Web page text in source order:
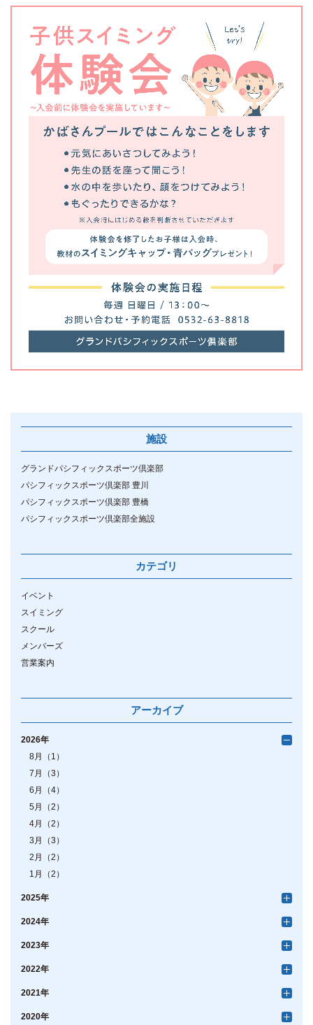
施設
グランドパシフィックスポーツ倶楽部
パシフィックスポーツ倶楽部 豊川
パシフィックスポーツ倶楽部 豊橋
パシフィックスポーツ倶楽部全施設
カテゴリ
イベント
スイミング
スクール
メンバーズ
営業案内
アーカイブ
2026年
8月（1）
7月（3）
6月（4）
5月（2）
4月（2）
3月（3）
2月（2）
1月（2）
2025年
2024年
2023年
2022年
2021年
2020年